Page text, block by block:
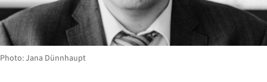
Photo: Jana Dünnhaupt